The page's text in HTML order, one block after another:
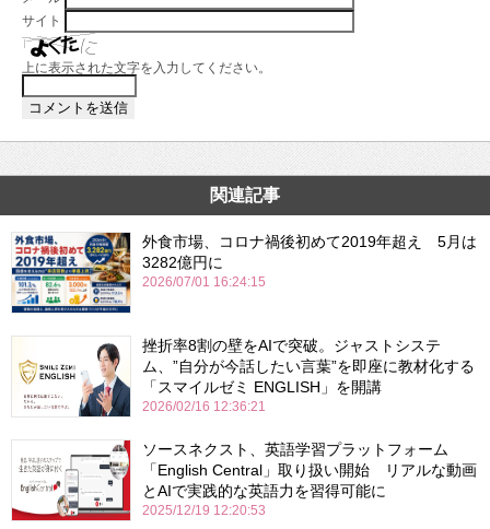
サイト
上に表示された文字を入力してください。
関連記事
外食市場、コロナ禍後初めて2019年超え 5月は
3282億円に
2026/07/01 16:24:15
挫折率8割の壁をAIで突破。ジャストシステ
ム、”自分が今話したい言葉”を即座に教材化する
「スマイルゼミ ENGLISH」を開講
2026/02/16 12:36:21
ソースネクスト、英語学習プラットフォーム
「English Central」取り扱い開始 リアルな動画
とAIで実践的な英語力を習得可能に
2025/12/19 12:20:53